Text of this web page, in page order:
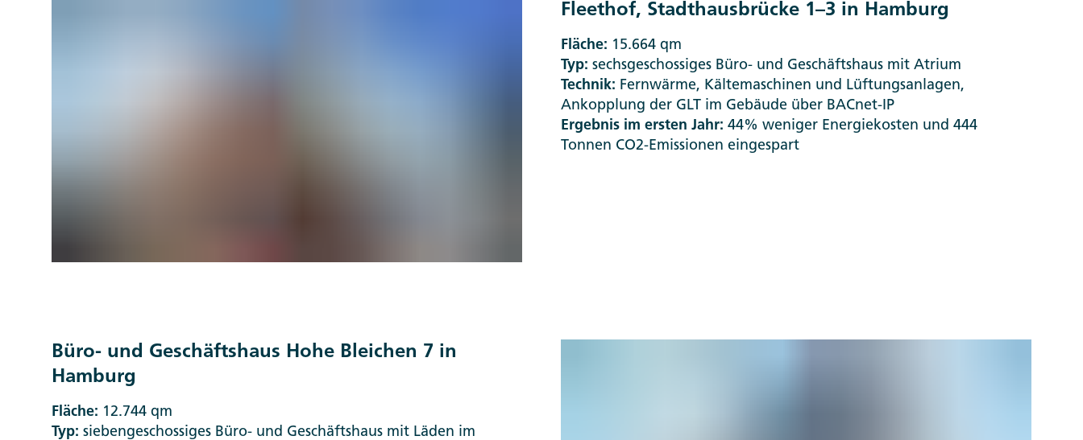
Fleethof, Stadthausbrücke 1–3 in Hamburg
Fläche: 15.664 qm
Typ: sechsgeschossiges Büro- und Geschäftshaus mit Atrium
Technik: Fernwärme, Kältemaschinen und Lüftungsanlagen,
Ankopplung der GLT im Gebäude über BACnet-IP
Ergebnis im ersten Jahr: 44% weniger Energiekosten und 444
Tonnen CO2-Emissionen eingespart
Büro- und Geschäftshaus Hohe Bleichen 7 in
Hamburg
Fläche: 12.744 qm
Typ: siebengeschossiges Büro- und Geschäftshaus mit Läden im